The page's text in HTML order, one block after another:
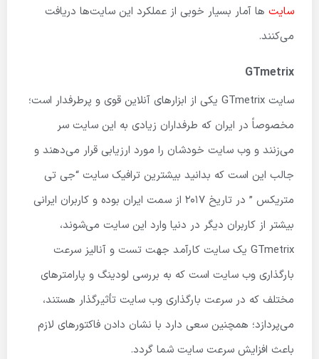
سایت ها آمار بسیار خوبی از عملکرد این سایت‌ها دریافت
می‌کنند.
GTmetrix
سایت GTmetrix یکی از ابزارهای آنلاین قوی و پرطرفدار است؛
مخصوصاً در ایران که طرفداران زیادی به این سایت سر
می‌زنند و وب سایت خودشان را مورد ارزیابی قرار می‌دهند و
جالب این است که بدانید بیشترین ترافیک سایت “جی تی
متریکس ” در تاریخ ۲۰۱۷ از سمت ایران بوده و کاربران ایرانی
بیشتر از کاربران دیگر در دنیا وارد این سایت می‌شوند،
GTmetrix یک سایت کارآمد جهت تست و آنالیز سرعت
بارگذاری وب سایت است که به بررسی لودینگ و پارامترهای
مختلف که در سرعت بارگذاری وب سایت تأثیرگذار هستند،
می‌پردازد؛ همچنین سعی دارد با نشان دادن فاکتورهای لازم
باعث افزایش سرعت سایت شما گردد.